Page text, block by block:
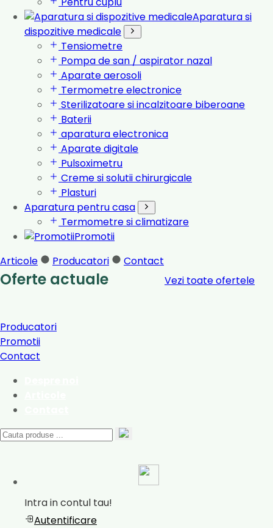
Aparatura si
dispozitive medicale
Tensiometre
Pompa de san / aspirator nazal
Aparate aerosoli
Termometre electronice
Sterilizatoare si incalzitoare biberoane
Baterii
aparatura electronica
Aparate digitale
Pulsoximetru
Creme si solutii chirurgicale
Plasturi
Aparatura pentru casa
Termometre si climatizare
Promotii
Articole
Producatori Contact
Oferte actuale Vezi toate ofertele
Producatori
Promotii
Contact
Intra in contul tau!
Autentificare